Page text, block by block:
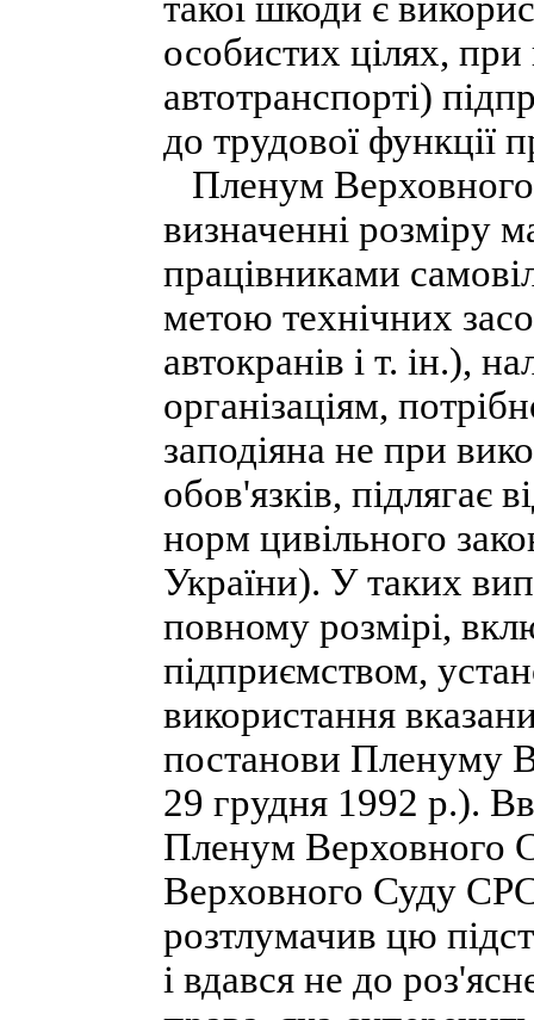
особистих цілях,
автотранспорті)
до трудової функції
Пленум
визначенні розміру
працівниками
метою технічних
автокранів і т. ін.),
організаціям,
заподіяна не при
обов'язків, підлягає
норм цивільного
України). У таких
повному розмірі,
підприємством,
використання
постанови Пленуму
29 грудня 1992 р.).
Пленум Верховного
Верховного Суду
розтлумачив цю
і вдався не до